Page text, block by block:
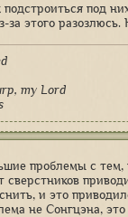
под
за этого
my Lord
проблемы с тем,
сверстников
и это
не Сонгцэна,